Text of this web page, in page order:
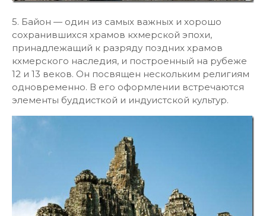
5. Байон — один из самых важных и хорошо
сохранившихся храмов кхмерской эпохи,
принадлежащий к разряду поздних храмов
кхмерского наследия, и построенный на рубеже
12 и 13 веков. Он посвящен нескольким религиям
одновременно. В его оформлении встречаются
элементы буддисткой и индуистской культур.